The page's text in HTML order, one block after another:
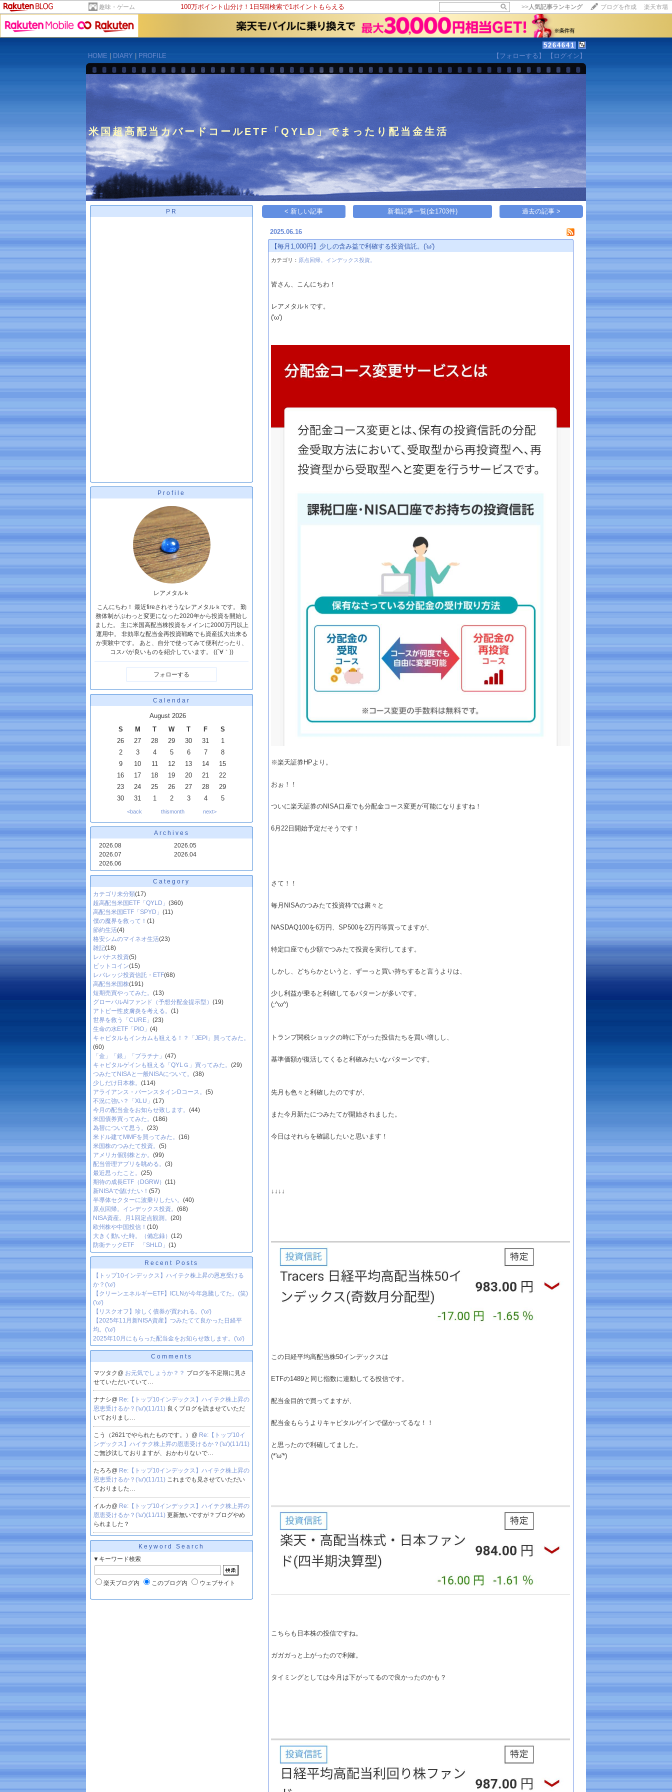
趣味・ゲーム 100万ポイント山分け！1日5回検索で1ポイントもらえる >>人気記事ランキング ブログを作成 楽天市場
5264641
HOME
DIARY PROFILE 【フォローする】 【ログイン】
米国超高配当カバードコールETF「QYLD」でまったり配当金生活
15記事にいいね！で1ポイント
PR
Profile
レアメタルｋ
こんにちわ！ 最近fireされそうなレアメタルｋです。 勤
務体制がぶわっと変更になった2020年から投資を開始し
ました。 主に米国高配当株投資をメインに2000万円以上
運用中。 非効率な配当金再投資戦略でも資産拡大出来る
か実験中です。 あと、自分で使ってみて便利だったり、
コスパが良いものを紹介しています。 ((´∀｀))
フォローする
Calendar
August 2026
S
M T W T F
S
26
27 28 29 30 31
1
2
3 4 5 6 7
8
9
10 11 12 13 14
15
16
17 18 19 20 21
22
23
24 25 26 27 28
29
30
31 1 2 3 4 5
<back thismonth next>
Archives
2026.08
2026.07
2026.06
2026.05
2026.04
Category
カテゴリ未分類(17)
超高配当米国ETF「QYLD」 (360)
高配当米国ETF「SPYD」 (11)
僕の魔界を救って！ (1)
節約生活(4)
格安シムのマイネオ生活(23)
雑記(18)
レバナス投資(5)
ビットコイン(15)
レバレッジ投資信託・ETF(68)
高配当米国株(191)
短期売買やってみた。 (13)
グローバルAIファンド（予想分配金提示型） (19)
アトピー性皮膚炎を考える。 (1)
世界を救う「CURE」 (23)
生命の水ETF「PIO」 (4)
キャピタルもインカムも狙える！？「JEPI」買ってみた。
(60)
「金」「銀」「プラチナ」 (47)
キャピタルゲインも狙える「QYLＧ」買ってみた。 (29)
つみたてNISAと一般NISAについて。 (38)
少しだけ日本株。 (114)
アライアンス・バーンスタインDコース。 (5)
不況に強い？「XLU」 (17)
今月の配当金をお知らせ致します。 (44)
米国債券買ってみた。 (186)
為替について思う。 (23)
米ドル建てMMFを買ってみた。 (16)
米国株のつみたて投資。 (5)
アメリカ個別株とか。 (99)
配当管理アプリを眺める。 (3)
最近思ったこと。 (25)
期待の成長ETF（DGRW） (11)
新NISAで儲けたい！ (57)
半導体セクターに波乗りしたい。 (40)
原点回帰。インデックス投資。 (68)
NISA資産。月1回定点観測。 (20)
欧州株や中国投信！ (10)
大きく動いた時。（備忘録） (12)
防衛テックETF 「SHLD」 (1)
Recent Posts
【トップ10インデックス】ハイテク株上昇の恩恵受ける
か？('ω')
【クリーンエネルギーETF】ICLNが今年急騰してた。(笑)
('ω')
【リスクオフ】珍しく債券が買われる。('ω')
【2025年11月新NISA資産】つみたてて良かった日経平
均。('ω')
2025年10月にもらった配当金をお知らせ致します。('ω')
Comments
マツタク@ お元気でしょうか？？ ブログを不定期に見さ
せていただいていて…
ナナシ@ Re:【トップ10インデックス】ハイテク株上昇の
恩恵受けるか？('ω')(11/11) 良くブログを読ませていただ
いておりまし…
こう（2621でやられたものです。）@ Re:【トップ10イ
ンデックス】ハイテク株上昇の恩恵受けるか？('ω')(11/11)
ご無沙汰しておりますが、おかわりないで…
たろろ@ Re:【トップ10インデックス】ハイテク株上昇の
恩恵受けるか？('ω')(11/11) これまでも見させていただい
ておりました…
イルカ@ Re:【トップ10インデックス】ハイテク株上昇の
恩恵受けるか？('ω')(11/11) 更新無いですが？ブログやめ
られました？
Keyword Search
▼キーワード検索
楽天ブログ内 このブログ内 ウェブサイト
< 新しい記事 新着記事一覧(全1703件) 過去の記事 >
2025.06.16
【毎月1,000円】少しの含み益で利確する投資信託。('ω')
カテゴリ： 原点回帰。インデックス投資。
皆さん、こんにちわ！
レアメタルｋです。
('ω')
※楽天証券HPより。
おぉ！！
ついに楽天証券のNISA口座でも分配金コース変更が可能になりますね！
6月22日開始予定だそうです！
さて！！
毎月NISAのつみたて投資枠では粛々と
NASDAQ100を6万円、SP500を2万円等買ってますが、
特定口座でも少額でつみたて投資を実行してます。
しかし、どちらかというと、ずーっと買い持ちすると言うよりは、
少し利益が乗ると利確してるパターンが多いです。
(;^ω^)
トランプ関税ショックの時に下がった投信たちを買い増しし、
基準価額が復活してくると利確みたいなパターンです。
先月も色々と利確したのですが、
また今月新たにつみたてが開始されました。
今日はそれらを確認したいと思います！
↓↓↓↓
この日経平均高配当株50インデックスは
ETFの1489と同じ指数に連動してる投信です。
配当金目的で買ってますが、
配当金もらうよりキャピタルゲインで儲かってるな！！
と思ったので利確してました。
(*'ω'*)
こちらも日本株の投信ですね。
ガガガっと上がったので利確。
タイミングとしては今月は下がってるので良かったのかも？